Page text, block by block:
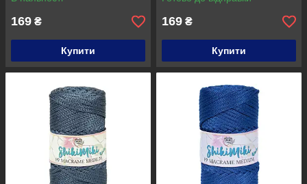
169 ₴
Купити
169 ₴
Купити